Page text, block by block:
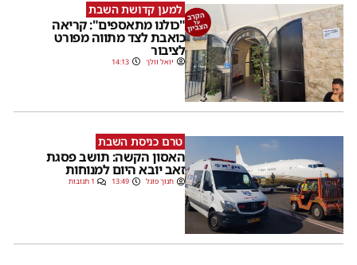
למען קדושת השבת
"כולנו מתאספים": קריאה
כואבת לצד מתווה מפורט
לציבור
יואל וולך 14:13
טרם כניסת השבת
האסון הקשה: תושב פסגת
זאב יובא היום למנוחות
חנוך פוגל 13:49 1 תגובות